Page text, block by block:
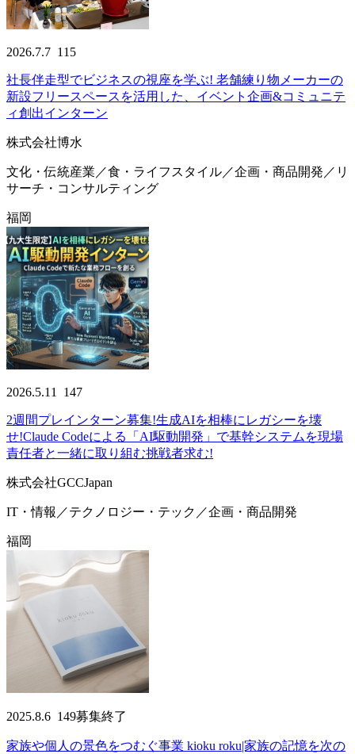
2026.7.7 115
社長伴走型でビジネスの視座を学ぶ! 老舗練り物メーカーの
新設フリースペースを活用した、イベント企画&コミュニテ
ィ創出インターン
株式会社博水
文化・伝統産業／食・ライフスタイル／企画・商品開発／リ
サーチ・コンサルティング
福岡
2026.5.11 147
2週間プレインターン募集!生成AIを相棒にレガシーを壊
せ!Claude Codeによる「AI駆動開発」で基幹システムを現場
責任者と一緒に取り組む挑戦者求む!
株式会社GCCJapan
IT・情報／テクノロジー・テック／企画・商品開発
福岡
2025.8.6 149募集終了
家族や個人の景色をつむぐ事業 kioku roku|家族の記憶を次の